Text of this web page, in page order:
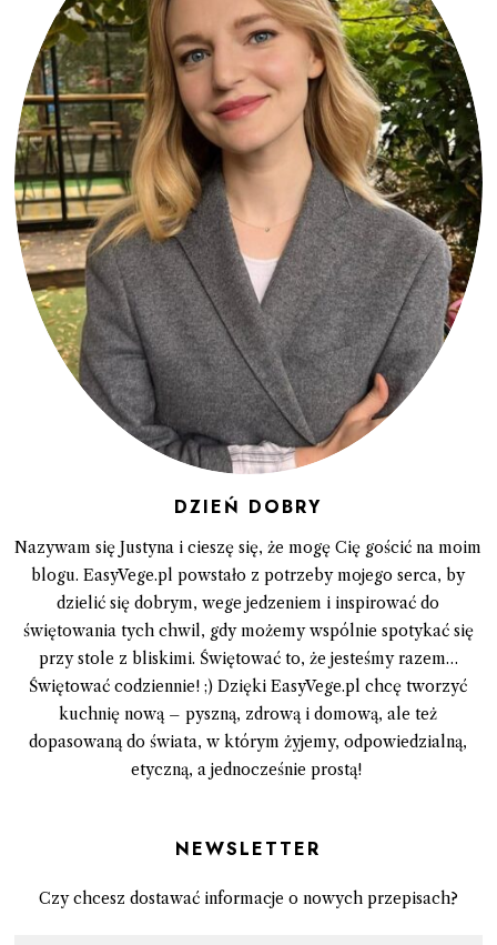
DZIEŃ DOBRY
Nazywam się Justyna i cieszę się, że mogę Cię gościć na moim
blogu. EasyVege.pl powstało z potrzeby mojego serca, by
dzielić się dobrym, wege jedzeniem i inspirować do
świętowania tych chwil, gdy możemy wspólnie spotykać się
przy stole z bliskimi. Świętować to, że jesteśmy razem…
Świętować codziennie! ;) Dzięki EasyVege.pl chcę tworzyć
kuchnię nową – pyszną, zdrową i domową, ale też
dopasowaną do świata, w którym żyjemy, odpowiedzialną,
etyczną, a jednocześnie prostą!
Newsletter
Czy chcesz dostawać informacje o nowych przepisach?